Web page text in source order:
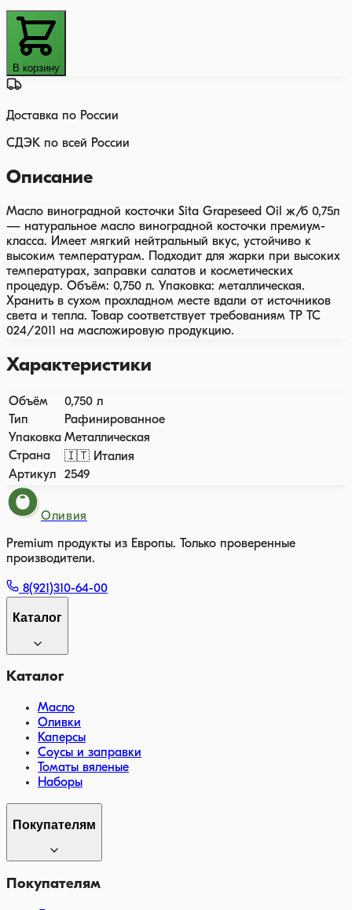
В корзину
Доставка по России
СДЭК по всей России
Описание
Масло виноградной косточки Sita Grapeseed Oil ж/б 0,75л
— натуральное масло виноградной косточки премиум-
класса. Имеет мягкий нейтральный вкус, устойчиво к
высоким температурам. Подходит для жарки при высоких
температурах, заправки салатов и косметических
процедур. Объём: 0,750 л. Упаковка: металлическая.
Хранить в сухом прохладном месте вдали от источников
света и тепла. Товар соответствует требованиям ТР ТС
024/2011 на масложировую продукцию.
Характеристики
Объём
0,750 л
Тип
Рафинированное
Упаковка Металлическая
Страна
🇮🇹 Италия
Артикул
2549
Оливия
Premium продукты из Европы. Только проверенные
производители.
8(921)310-64-00
Каталог
Каталог
Масло
Оливки
Каперсы
Соусы и заправки
Томаты вяленые
Наборы
Покупателям
Покупателям